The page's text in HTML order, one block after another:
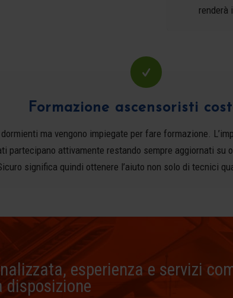
renderà
Formazione ascensoristi
ma vengono impiegate per fare formazione.
partecipano attivamente restando sempre aggiornati su
significa quindi ottenere l’aiuto non solo di tecnici
esperienza e servizi
disposizione